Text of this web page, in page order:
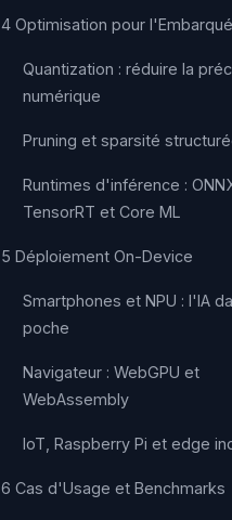
4 Optimisation pour l'Embarqué
Quantization : réduire la
numérique
Pruning et sparsité
Runtimes d'inférence :
TensorRT et Core ML
5 Déploiement On-Device
Smartphones et NPU : l'IA
poche
Navigateur : WebGPU et
WebAssembly
IoT, Raspberry Pi et edge
6 Cas d'Usage et Benchmarks